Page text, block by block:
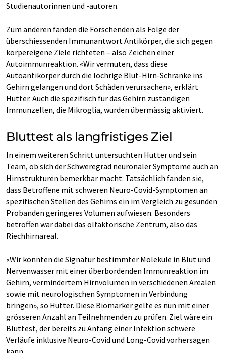
Studienautorinnen und -autoren.
Zum anderen fanden die Forschenden als Folge der
überschiessenden Immunantwort Antikörper, die sich gegen
körpereigene Ziele richteten – also Zeichen einer
Autoimmunreaktion. «Wir vermuten, dass diese
Autoantikörper durch die löchrige Blut-Hirn-Schranke ins
Gehirn gelangen und dort Schäden verursachen», erklärt
Hutter. Auch die spezifisch für das Gehirn zuständigen
Immunzellen, die Mikroglia, wurden übermässig aktiviert.
Bluttest als langfristiges Ziel
In einem weiteren Schritt untersuchten Hutter und sein
Team, ob sich der Schweregrad neuronaler Symptome auch an
Hirnstrukturen bemerkbar macht. Tatsächlich fanden sie,
dass Betroffene mit schweren Neuro-Covid-Symptomen an
spezifischen Stellen des Gehirns ein im Vergleich zu gesunden
Probanden geringeres Volumen aufwiesen. Besonders
betroffen war dabei das olfaktorische Zentrum, also das
Riechhirnareal.
«Wir konnten die Signatur bestimmter Moleküle in Blut und
Nervenwasser mit einer überbordenden Immunreaktion im
Gehirn, vermindertem Hirnvolumen in verschiedenen Arealen
sowie mit neurologischen Symptomen in Verbindung
bringen», so Hutter. Diese Biomarker gelte es nun mit einer
grösseren Anzahl an Teilnehmenden zu prüfen. Ziel wäre ein
Bluttest, der bereits zu Anfang einer Infektion schwere
Verläufe inklusive Neuro-Covid und Long-Covid vorhersagen